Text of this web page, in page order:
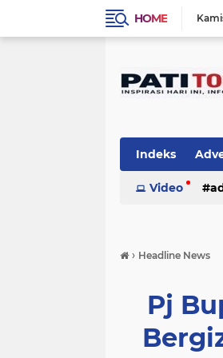
HOME
Indeks
Olah Raga
Video
› Headline News
Pj